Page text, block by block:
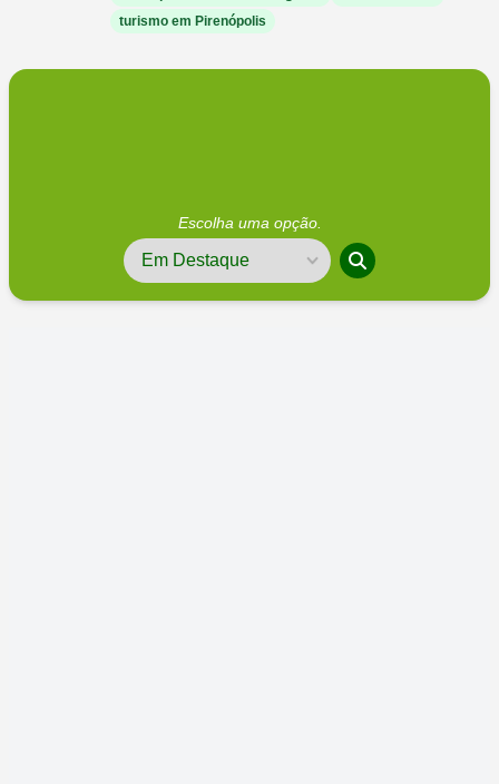
turismo em Pirenópolis
Escolha uma opção.